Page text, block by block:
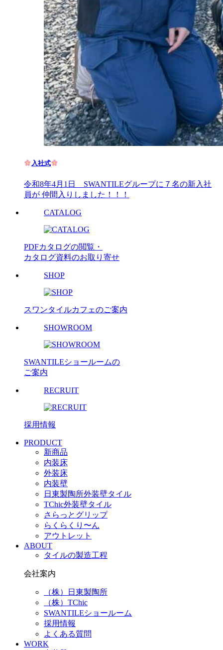
入社式
令和8年4月1日 SWANTILEグループに７名の新入社
員が 仲間入りしました！！！
CATALOG
PDFカタログの閲覧・
カタログ資料のお取り寄せ
SHOP
スワンタイルカフェのご案内
SHOWROOM
SWANTILEショールームの
ご案内
RECRUIT
採用情報
PRODUCT
新商品
内装床
外装床
内装壁
日東製陶所外装壁タイル
TChic外装壁タイル
さらっとグリップ
らくらくり〜ん
アウトレット
ABOUT
タイルの製造工程
会社案内
（株）日東製陶所
（株）TChic
SWANTILEショールーム
採用情報
よくある質問
WORK